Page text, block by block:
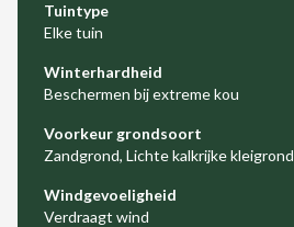
Tuintype
Elke tuin
Winterhardheid
Beschermen bij extreme kou
Voorkeur grondsoort
Zandgrond, Lichte kalkrijke kleigrond
Windgevoeligheid
Verdraagt wind